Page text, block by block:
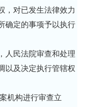
，对已发生法律效力
确定的事项予以执行
人民法院审查和处理
以及决定执行管辖权
机构进行审查立